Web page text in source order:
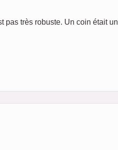
pas très robuste. Un coin était un